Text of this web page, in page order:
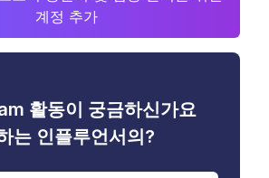
계정 추가
활동이 궁금하신가요
는 인플루언서의?